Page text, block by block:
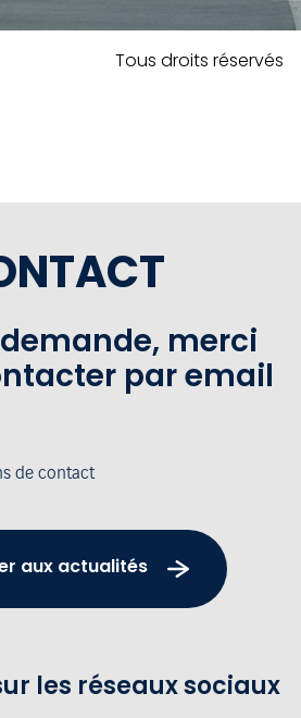
Tous droits réservés
merci
par email
de contact
aux actualités
les réseaux sociaux